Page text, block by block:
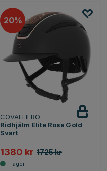
20
COVALLIERO
Ridhjälm Elite Rose Gold
Svart
1380 kr 1725 kr